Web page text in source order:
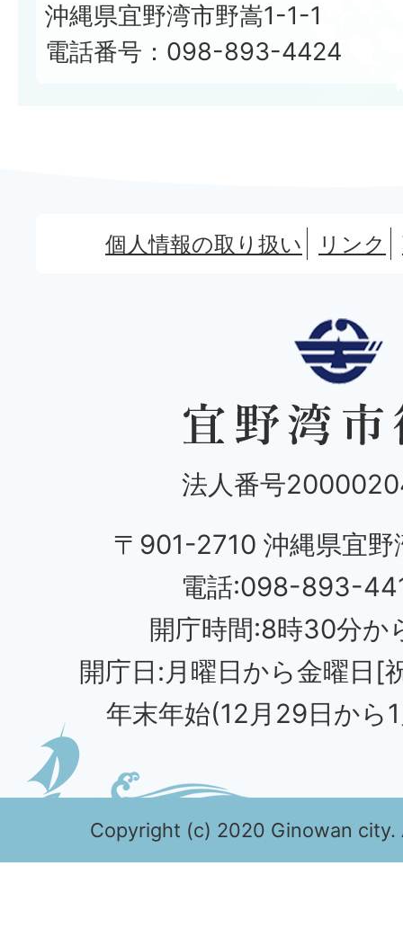
沖縄県宜野湾市野嵩1-1-1
電話番号：098-893-4424
個人情報の取り扱い リンク
法人番号
〒901-2710 沖縄県宜野
電話:098-893-
開庁時間:8時30分か
開庁日:月曜日から金曜日[
年末年始(12月29日から
Copyright (c) 2020 Ginowan city.